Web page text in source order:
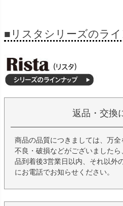
■リスタシリーズのラ
返品・交換
商品の品質につきましては、万
不良・破損などがございました
品到着後3営業日以内、それ以外
にお電話でお知らせください。